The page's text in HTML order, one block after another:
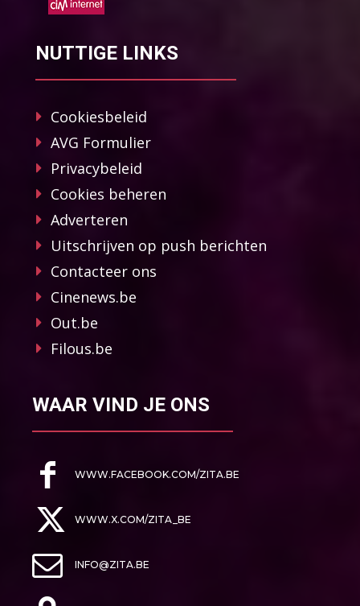
NUTTIGE LINKS
Cookiesbeleid
AVG Formulier
Privacybeleid
Cookies beheren
Adverteren
Uitschrijven op push berichten
Contacteer ons
Cinenews.be
Out.be
Filous.be
WAAR VIND JE ONS
WWW.FACEBOOK.COM/ZITA.BE
WWW.X.COM/ZITA_BE
INFO@ZITA.BE